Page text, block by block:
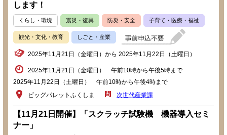
します！
くらし・環境 震災・復興 防災・安全 子育て・医療・福祉
観光・文化・教育 しごと・産業
2025年11月21日（金曜日）から 2025年11月22日（土曜日）
2025年11月21日（金曜日） 午前10時から午後5時まで
2025年11月22日（土曜日） 午前10時から午後4時まで
ビッグパレットふくしま
次世代産業課
【11月21日開催】「スクラッチ試験機 機器導入セミ
ナー」